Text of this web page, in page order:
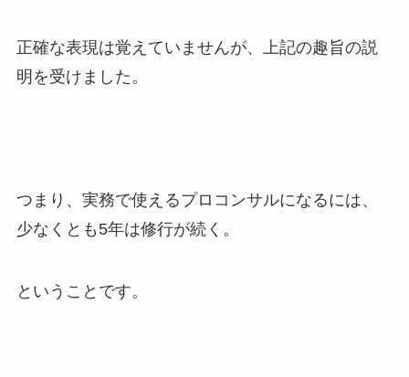
正確な表現は覚えていませんが、上記の趣旨の説
明を受けました。
つまり、実務で使えるプロコンサルになるには、
少なくとも5年は修行が続く。
ということです。